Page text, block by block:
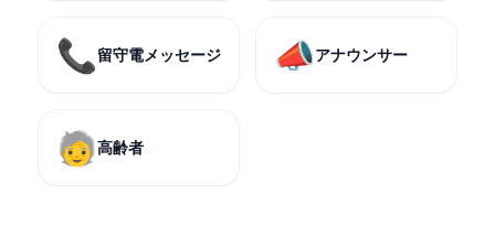
📞 留守電メッセージ 📣アナウンサー
🧓高齢者